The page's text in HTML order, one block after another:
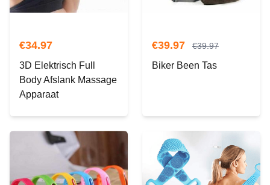
€34.97
3D Elektrisch Full
Body Afslank Massage
Apparaat
€39.97 €39.97
Biker Been Tas